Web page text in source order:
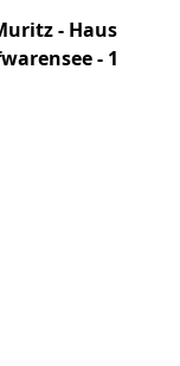
- Haus
- 1